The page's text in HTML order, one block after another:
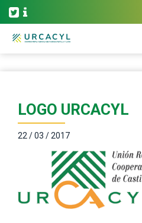
LOGO URCACYL
22 / 03 / 2017